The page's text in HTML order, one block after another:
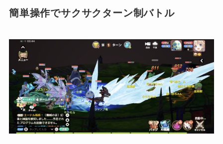
簡単操作でサクサクターン制バトル